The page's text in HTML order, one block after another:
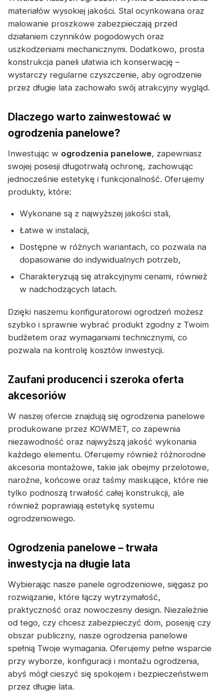
materiałów wysokiej jakości. Stal ocynkowana oraz
malowanie proszkowe zabezpieczają przed
działaniem czynników pogodowych oraz
uszkodzeniami mechanicznymi. Dodatkowo, prosta
konstrukcja paneli ułatwia ich konserwację –
wystarczy regularne czyszczenie, aby ogrodzenie
przez długie lata zachowało swój atrakcyjny wygląd.
Dlaczego warto zainwestować w
ogrodzenia panelowe?
Inwestując w ogrodzenia panelowe, zapewniasz
swojej posesji długotrwałą ochronę, zachowując
jednocześnie estetykę i funkcjonalność. Oferujemy
produkty, które:
Wykonane są z najwyższej jakości stali,
Łatwe w instalacji,
Dostępne w różnych wariantach, co pozwala na
dopasowanie do indywidualnych potrzeb,
Charakteryzują się atrakcyjnymi cenami, również
w nadchodzących latach.
Dzięki naszemu konfiguratorowi ogrodzeń możesz
szybko i sprawnie wybrać produkt zgodny z Twoim
budżetem oraz wymaganiami technicznymi, co
pozwala na kontrolę kosztów inwestycji.
Zaufani producenci i szeroka oferta
akcesoriów
W naszej ofercie znajdują się ogrodzenia panelowe
produkowane przez KOWMET, co zapewnia
niezawodność oraz najwyższą jakość wykonania
każdego elementu. Oferujemy również różnorodne
akcesoria montażowe, takie jak obejmy przelotowe,
narożne, końcowe oraz taśmy maskujące, które nie
tylko podnoszą trwałość całej konstrukcji, ale
również poprawiają estetykę systemu
ogrodzeniowego.
Ogrodzenia panelowe – trwała
inwestycja na długie lata
Wybierając nasze panele ogrodzeniowe, sięgasz po
rozwiązanie, które łączy wytrzymałość,
praktyczność oraz nowoczesny design. Niezależnie
od tego, czy chcesz zabezpieczyć dom, posesję czy
obszar publiczny, nasze ogrodzenia panelowe
spełnią Twoje wymagania. Oferujemy pełne wsparcie
przy wyborze, konfiguracji i montażu ogrodzenia,
abyś mógł cieszyć się spokojem i bezpieczeństwem
przez długie lata.